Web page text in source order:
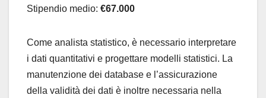
Stipendio medio: €67.000
Come analista statistico, è necessario interpretare
i dati quantitativi e progettare modelli statistici. La
manutenzione dei database e l’assicurazione
della validità dei dati è inoltre necessaria nella